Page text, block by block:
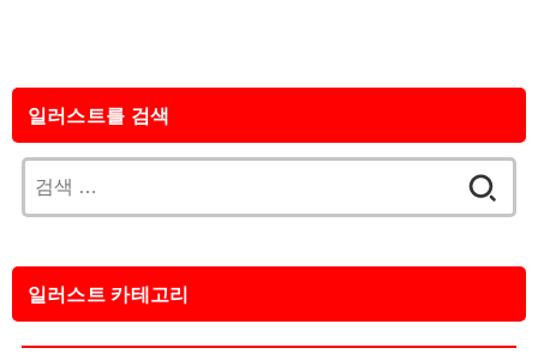
일러스트를 검색
색:
일러스트 카테고리